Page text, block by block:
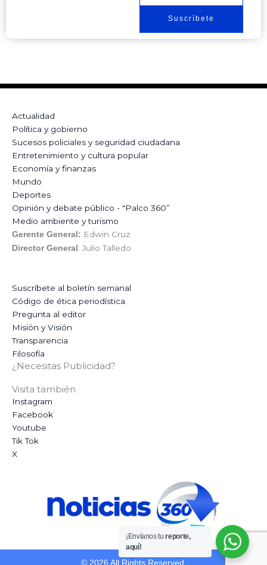
Suscríbete
Actualidad
Política y gobierno
Sucesos policiales y seguridad ciudadana
Entretenimiento y cultura popular
Economía y finanzas
Mundo
Deportes
Opinión y debate público - "Palco 360”
Medio ambiente y turismo
Gerente General: Edwin Cruz
Director General : Julio Talledo
Suscríbete al boletín semanal
Código de ética periodística
Pregunta al editor
Misión y Visión
Transparencia
Filosofía
¿Necesitas Publicidad?
Visita también
Instagram
Facebook
Youtube
Tik Tok
X
© 2026 All Rights Reserved.
¡Envíanos tureporte,
aquí!